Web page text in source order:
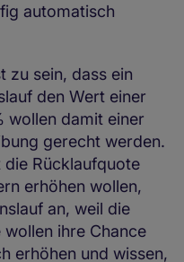
automatisch
zu sein, dass ein
den Wert einer
wollen damit einer
gerecht werden.
Rücklaufquote
erhöhen wollen,
an, weil die
ihre Chance
erhöhen und wissen,